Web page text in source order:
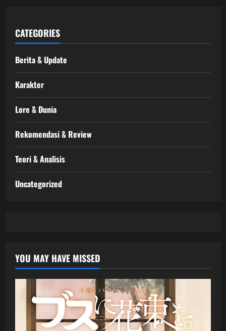
CATEGORIES
Berita & Update
Karakter
Lore & Dunia
Rekomendasi & Review
Teori & Analisis
Uncategorized
YOU MAY HAVE MISSED